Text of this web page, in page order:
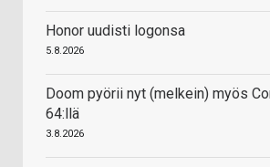
Honor uudisti logonsa
5.8.2026
Doom pyörii nyt (melkein) myös
64:llä
3.8.2026